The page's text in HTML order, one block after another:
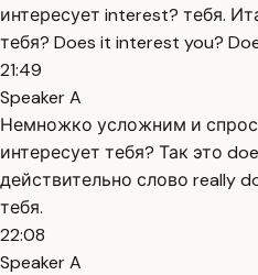
интересует interest? тебя.
тебя? Does it interest you?
21:49
Speaker A
Немножко усложним и
интересует тебя? Так это
действительно слово really
тебя.
22:08
Speaker A